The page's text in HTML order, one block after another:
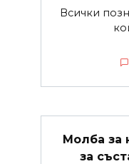
Всички
Молба за
за